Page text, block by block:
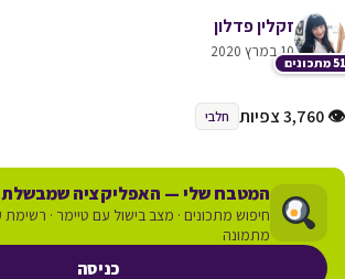
זקלין פדלון
10 במרץ 2020
👁 3,760 צפיות חלבי
המטבח שלי — האפליקציה
חיפוש מתכונים · מצב בישול עם טיימר · רשימת
מתמונה
כניסה